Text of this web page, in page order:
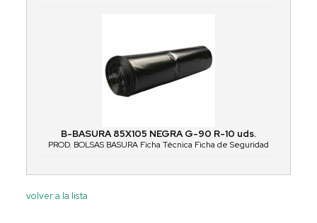
B-BASURA 85X105 NEGRA G-90 R-10 uds.
PROD. BOLSAS BASURA Ficha Técnica Ficha de Seguridad
volver a la lista